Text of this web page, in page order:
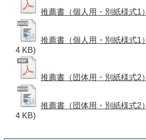
推薦書（個人用・別紙様式1）
推薦書（個人用・別紙様式1）
4 KB)
推薦書（団体用・別紙様式2）
推薦書（団体用・別紙様式2）
4 KB)